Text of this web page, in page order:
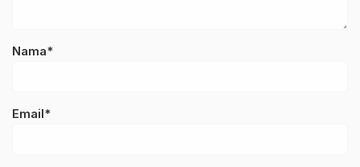
Nama*
Email*